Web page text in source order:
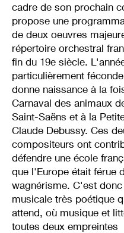
cadre de son prochain
propose une
de deux oeuvres
répertoire orchestral
fin du 19e siècle.
particulièrement
donne naissance à la
Carnaval des animaux
Saint-Saëns et à la
Claude Debussy. Ces
compositeurs ont
défendre une école
que l'Europe était férue
wagnérisme. C'est
musicale très poétique
attend, où musique et
toutes deux empreintes